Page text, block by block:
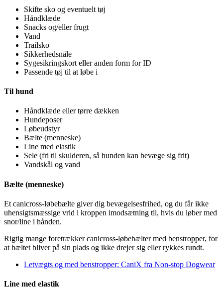
Skifte sko og eventuelt tøj
Håndklæde
Snacks og/eller frugt
Vand
Trailsko
Sikkerhedsnåle
Sygesikringskort eller anden form for ID
Passende tøj til at løbe i
Til hund
Håndklæde eller tørre dækken
Hundeposer
Løbeudstyr
Bælte (menneske)
Line med elastik
Sele (fri til skulderen, så hunden kan bevæge sig frit)
Vandskål og vand
Bælte (menneske)
Et canicross-løbebælte giver dig bevægelsesfrihed, og du får ikke
uhensigtsmæssige vrid i kroppen imodsætning til, hvis du løber med
snor/line i hånden.
Rigtig mange foretrækker canicross-løbebælter med benstropper, for
at bæltet bliver på sin plads og ikke drejer sig eller rykkes rundt.
Letvægts og med benstropper: CaniX fra Non-stop Dogwear
Line med elastik